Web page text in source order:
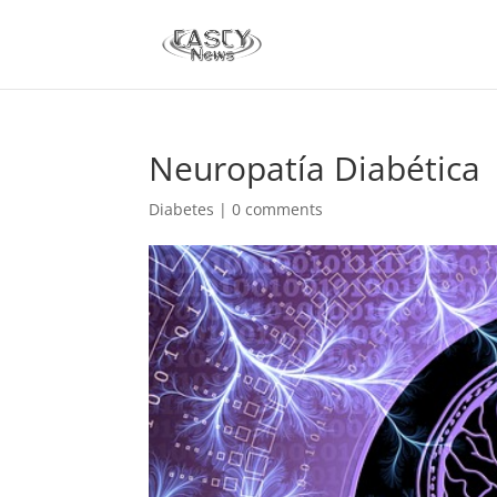
Neuropatía Diabética
Diabetes |0 comments